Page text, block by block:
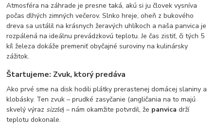
Atmosféra na záhrade je presne taká, akú si ju človek vysníva
počas dlhých zimných večerov. Slnko hreje, oheň z bukového
dreva sa ustálil na krásnych žeravých uhlíkoch a naša panvica je
rozpálená na ideálnu prevádzkovú teplotu. Je čas zistiť, či tých 5
kíl železa dokáže premeniť obyčajné suroviny na kulinársky
zážitok.
Štartujeme: Zvuk, ktorý predáva
Ako prvé sme na disk hodili plátky prerastenej domácej slaniny a
klobásky. Ten zvuk – prudké zasyčanie (angličania na to majú
skvelý výraz sizzle) – nám okamžite potvrdil, že panvica drží
teplotu dokonale.